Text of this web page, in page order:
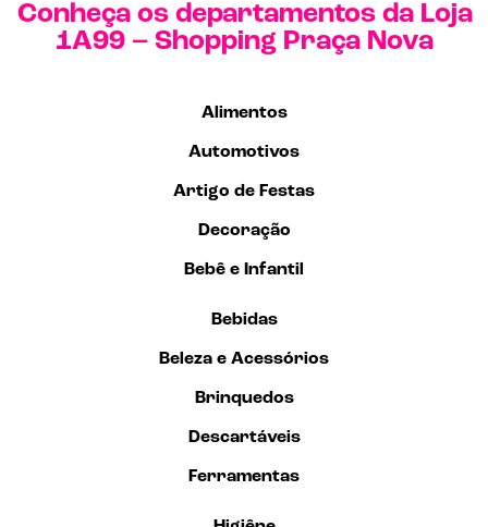
Conheça os departamentos da Loja
1A99 – Shopping Praça Nova
Alimentos
Automotivos
Artigo de Festas
Decoração
Bebê e Infantil
Bebidas
Beleza e Acessórios
Brinquedos
Descartáveis
Ferramentas